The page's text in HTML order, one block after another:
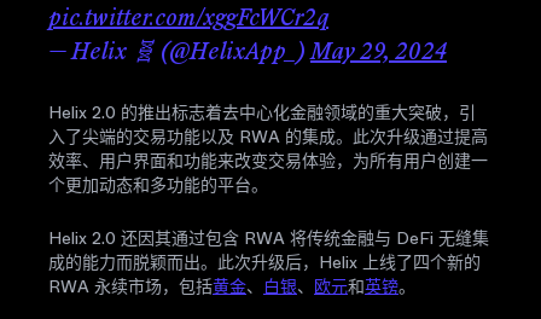
pic.twitter.com/xggFcWCr2q
— Helix 🧬 (@HelixApp_)May 29, 2024
Helix 2.0 的推出标志着去中心化金融领域的重大突破，引
入了尖端的交易功能以及 RWA 的集成。此次升级通过提高
效率、用户界面和功能来改变交易体验，为所有用户创建一
个更加动态和多功能的平台。
Helix 2.0 还因其通过包含 RWA 将传统金融与 DeFi 无缝集
成的能力而脱颖而出。此次升级后，Helix 上线了四个新的
RWA 永续市场，包括黄金、 白银、 欧元和英镑。